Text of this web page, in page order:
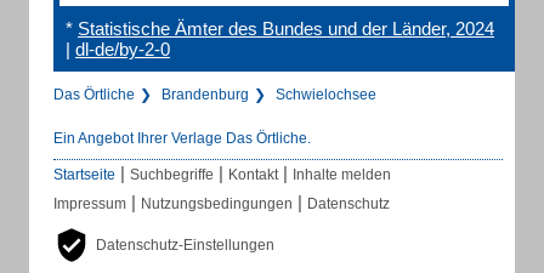
* Statistische Ämter des Bundes und der Länder, 2024
| dl-de/by-2-0
Das Örtliche Brandenburg Schwielochsee
Ein Angebot Ihrer Verlage Das Örtliche.
Startseite | Suchbegriffe | Kontakt | Inhalte melden
Impressum | Nutzungsbedingungen | Datenschutz
Datenschutz-Einstellungen